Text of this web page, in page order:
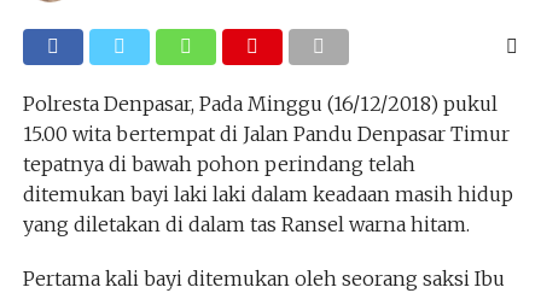
Polresta Denpasar, Pada Minggu (16/12/2018) pukul
15.00 wita bertempat di Jalan Pandu Denpasar Timur
tepatnya di bawah pohon perindang telah
ditemukan bayi laki laki dalam keadaan masih hidup
yang diletakan di dalam tas Ransel warna hitam.
Pertama kali bayi ditemukan oleh seorang saksi Ibu